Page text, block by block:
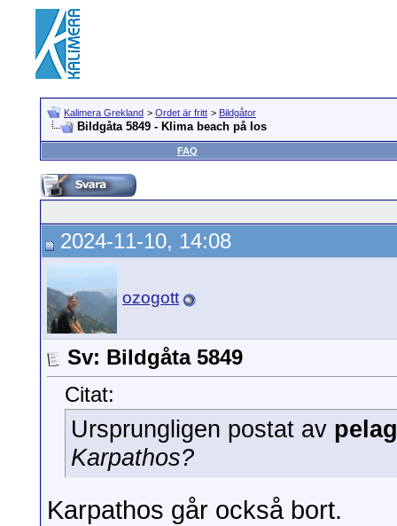
Kalimera Grekland > Ordet är fritt > Bildgåtor
Bildgåta 5849 - Klima beach på Ios
FAQ
2024-11-10, 14:08
ozogott
Sv: Bildgåta 5849
Citat:
Ursprungligen postat av
Karpathos?
Karpathos går också bort.